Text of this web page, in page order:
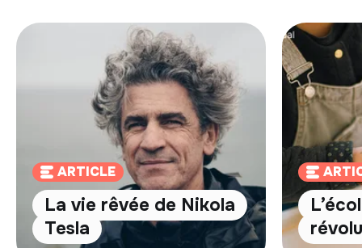
ARTICLE
La vie rêvée de Nikola
Tesla